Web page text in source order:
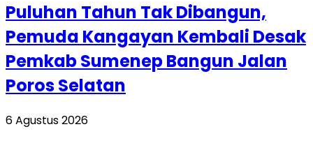
Puluhan Tahun Tak Dibangun,
Pemuda Kangayan Kembali Desak
Pemkab Sumenep Bangun Jalan
Poros Selatan
6 Agustus 2026